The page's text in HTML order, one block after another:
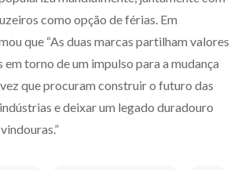
como opção de férias. Em
que “As duas marcas partilham valores
em torno de um impulso para a mudança
que procuram construir o futuro das
e deixar um legado duradouro